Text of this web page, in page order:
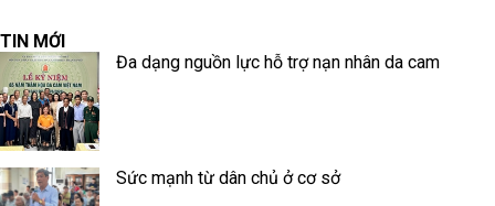
TIN MỚI
Đa dạng nguồn lực hỗ trợ nạn nhân da cam
Sức mạnh từ dân chủ ở cơ sở